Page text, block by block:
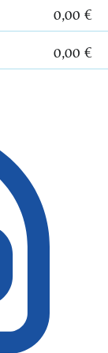
0,00 €
0,00 €